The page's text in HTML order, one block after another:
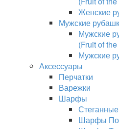
Женские
Мужские
Мужские
(Fruit of
Мужские
Аксессуары
Перчатки
Варежки
Шарфы
Шарфы